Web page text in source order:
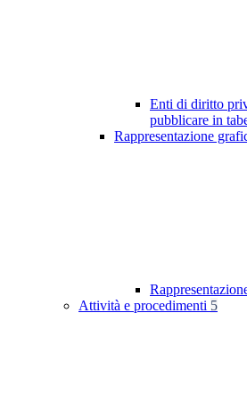
Enti di diritto
pubblicare in
Rappresentazione
Attività e procedimenti 5